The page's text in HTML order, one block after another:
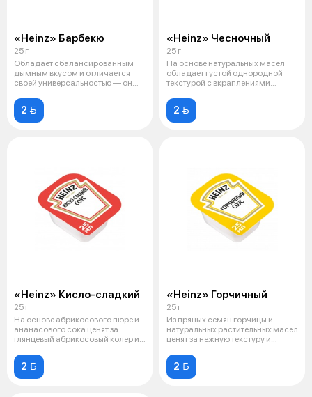
«Heinz» Барбекю
25 г
Обладает сбалансированным
дымным вкусом и отличается
своей универсальностью — он
2 
«Heinz» Чесночный
25 г
На основе натуральных масел
обладает густой однородной
текстурой с вкраплениями
2 
«Heinz» Кисло-сладкий
25 г
На основе абрикосового пюре и
ананасового сока ценят за
глянцевый абрикосовый колер и
2 
«Heinz» Горчичный
25 г
Из пряных семян горчицы и
натуральных растительных масел
ценят за нежную текстуру и
2 